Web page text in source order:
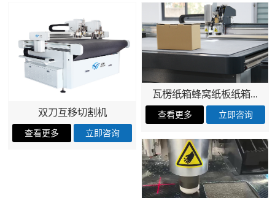
双刀互移切割机
瓦楞纸箱蜂窝纸板纸箱...